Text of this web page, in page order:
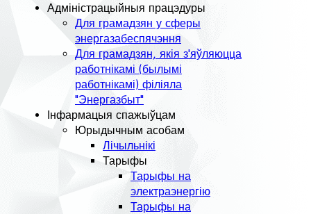
Адміністрацыйныя працэдуры
Для грамадзян у сферы
энергазабеспячэння
Для грамадзян, якія з'яўляюцца
работнікамі (былымі
работнікамі) філіяла
"Энергазбыт"
Інфармацыя спажыўцам
Юрыдычным асобам
Лічыльнікі
Тарыфы
Тарыфы на
электраэнергію
Тарыфы на